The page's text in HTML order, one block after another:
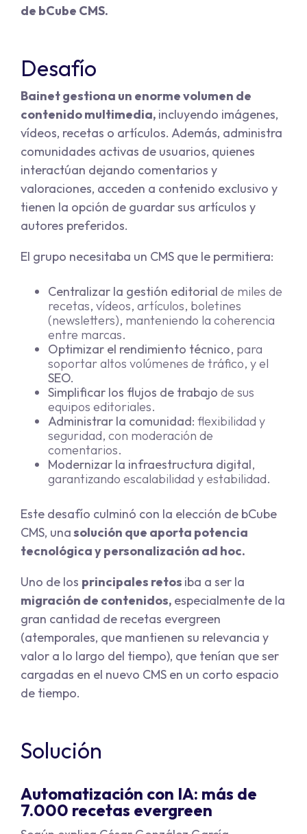
de bCube CMS.
Desafío
Bainet gestiona un enorme volumen de
contenido multimedia, incluyendo imágenes,
vídeos, recetas o artículos. Además, administra
comunidades activas de usuarios, quienes
interactúan dejando comentarios y
valoraciones, acceden a contenido exclusivo y
tienen la opción de guardar sus artículos y
autores preferidos.
El grupo necesitaba un CMS que le permitiera:
Centralizar la gestión editorial de miles de
recetas, vídeos, artículos, boletines
(newsletters), manteniendo la coherencia
entre marcas.
Optimizar el rendimiento técnico, para
soportar altos volúmenes de tráfico, y el
SEO.
Simplificar los flujos de trabajo de sus
equipos editoriales.
Administrar la comunidad: flexibilidad y
seguridad, con moderación de
comentarios.
Modernizar la infraestructura digital,
garantizando escalabilidad y estabilidad.
Este desafío culminó con la elección de bCube
CMS, unasolución que aporta potencia
tecnológica y personalización ad hoc.
Uno de los principales retos iba a ser la
migración de contenidos, especialmente de la
gran cantidad de recetas evergreen
(atemporales, que mantienen su relevancia y
valor a lo largo del tiempo), que tenían que ser
cargadas en el nuevo CMS en un corto espacio
de tiempo.
Solución
Automatización con IA: más de
7.000 recetas evergreen